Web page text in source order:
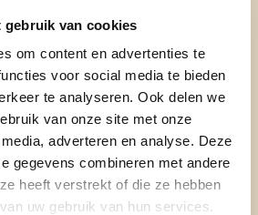
gebruik van cookies
om content en advertenties te
voor social media te bieden
te analyseren. Ook delen we
van onze site met onze
adverteren en analyse. Deze
gegevens combineren met andere
heeft verstrekt of die ze hebben
uw gebruik van hun services.
af van rookmelders. Dan kun je er
tegenwoordig heel veel rookmelders
websites bijvoorbeeld. Deze zijn
aanschaf, maar voldoen lang niet aan
en Nederland worden gesteld aan
een erkende rookmelder op
14604 certificaat en een rookmelder
NEN 2555 certificaat.